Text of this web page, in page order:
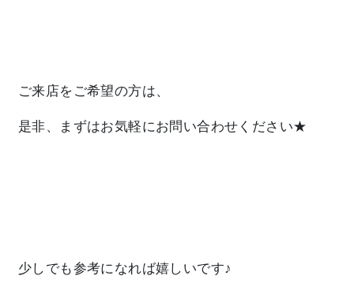
ご来店をご希望の方は、
是非、まずはお気軽にお問い合わせください★
少しでも参考になれば嬉しいです♪⁡